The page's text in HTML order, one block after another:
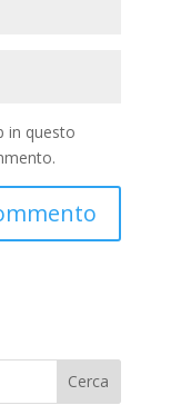
in questo